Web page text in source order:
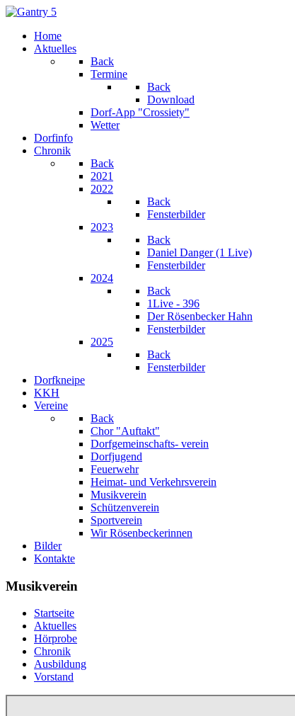
Home
Aktuelles
Back
Termine
Back
Download
Dorf-App "Crossiety"
Wetter
Dorfinfo
Chronik
Back
2021
2022
Back
Fensterbilder
2023
Back
Daniel Danger (1 Live)
Fensterbilder
2024
Back
1Live - 396
Der Rösenbecker Hahn
Fensterbilder
2025
Back
Fensterbilder
Dorfkneipe
KKH
Vereine
Back
Chor "Auftakt"
Dorfgemeinschafts- verein
Dorfjugend
Feuerwehr
Heimat- und Verkehrsverein
Musikverein
Schützenverein
Sportverein
Wir Rösenbeckerinnen
Bilder
Kontakte
Musikverein
Startseite
Aktuelles
Hörprobe
Chronik
Ausbildung
Vorstand